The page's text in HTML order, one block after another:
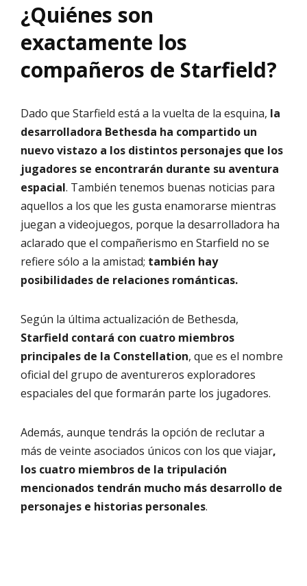
¿Quiénes son
exactamente los
compañeros de Starfield?
Dado que Starfield está a la vuelta de la esquina, la
desarrolladora Bethesda ha compartido un
nuevo vistazo a los distintos personajes que los
jugadores se encontrarán durante su aventura
espacial. También tenemos buenas noticias para
aquellos a los que les gusta enamorarse mientras
juegan a videojuegos, porque la desarrolladora ha
aclarado que el compañerismo en Starfield no se
refiere sólo a la amistad; también hay
posibilidades de relaciones románticas.
Según la última actualización de Bethesda,
Starfield contará con cuatro miembros
principales de la Constellation, que es el nombre
oficial del grupo de aventureros exploradores
espaciales del que formarán parte los jugadores.
Además, aunque tendrás la opción de reclutar a
más de veinte asociados únicos con los que viajar,
los cuatro miembros de la tripulación
mencionados tendrán mucho más desarrollo de
personajes e historias personales.